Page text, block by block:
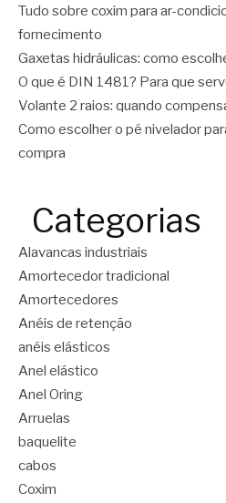
Tudo sobre coxim para ar-
fornecimento
Gaxetas hidráulicas: como
O que é DIN 1481? Para que
Volante 2 raios: quando
Como escolher o pé nivelador
compra
Categorias
Alavancas industriais
Amortecedor tradicional
Amortecedores
Anéis de retenção
anéis elásticos
Anel elástico
Anel Oring
Arruelas
baquelite
cabos
Coxim